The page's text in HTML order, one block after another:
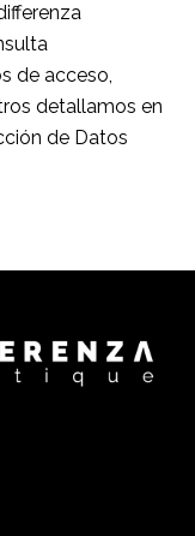
de acceso,
detallamos en
de Datos